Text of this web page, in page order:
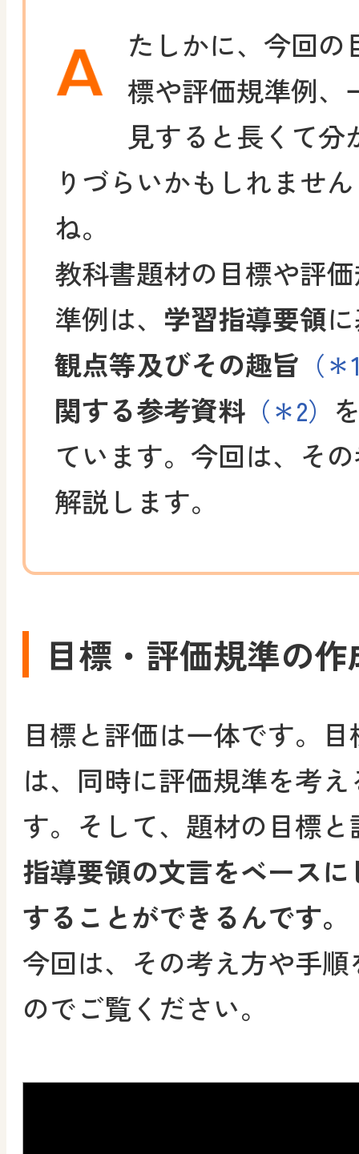
たしかに、今回の
標や評価規準例、
見すると長くて分
りづらいかもしれません
ね。
教科書題材の目標や評
準例は、 学習指導要領
観点等及びその趣旨 （
関する参考資料 （＊2）
ています。今回は、そ
解説します。
目標・評価規準の
目標と評価は一体です。
は、同時に評価規準を考
す。そして、題材の目標
指導要領の文言をベース
することができるんです。
今回は、その考え方や手
のでご覧ください。